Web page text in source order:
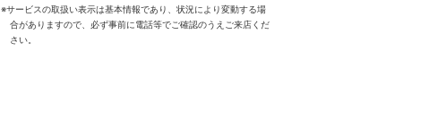
※サービスの取扱い表示は基本情報であり、状況により変動する場
合がありますので、必ず事前に電話等でご確認のうえご来店くだ
さい。